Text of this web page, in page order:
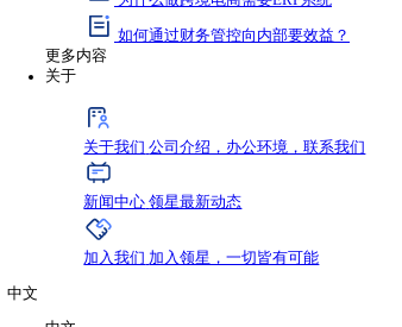
最新白皮书跨境电商发展趋
支持
了解SaaS ERP
为什么做跨境电商需要ERP系
更多内容